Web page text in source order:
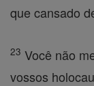
que cansado
23 Você não
vossos